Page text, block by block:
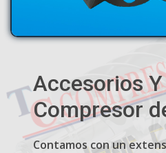
Accesorios
Compresor
Contamos con un